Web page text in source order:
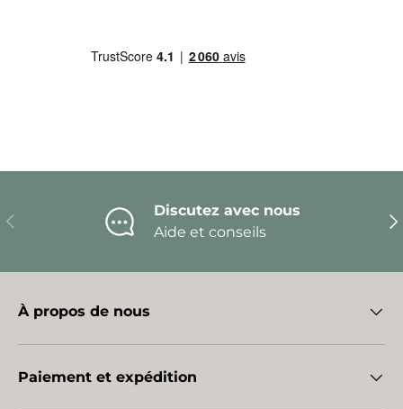
Précédent
Discutez avec nous
Aide et conseils
À propos de nous
Paiement et expédition